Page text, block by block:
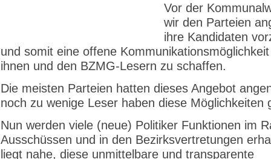
Vor der
wir den Parteien
ihre Kandi­daten
und somit eine offene
ihnen und den BZMG-Lesern zu schaffen.
Die meisten Parteien hatten dieses Angebot
noch zu wenige Leser haben diese Möglichkeiten
Nun werden viele (neue) Politiker Funktionen im
Ausschüssen und in den Bezirksvertretungen
liegt nahe, diese unmittelbare und transparente